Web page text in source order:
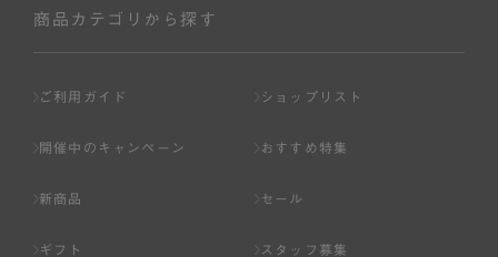
商品カテゴリから探す
ご利用ガイド ショップリスト
開催中のキャンペーン おすすめ特集
新商品 セール
ギフト スタッフ募集